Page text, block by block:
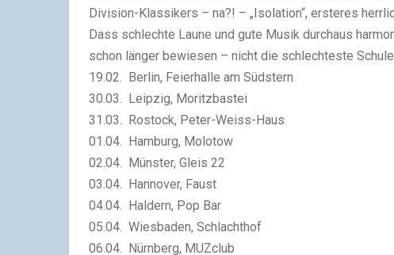
Division-Klassikers – na?! – „Isolation“, ersteres
Dass schlechte Laune und gute Musik durchaus
schon länger bewiesen – nicht die schlechteste
19.02. Berlin, Feierhalle am Südstern
30.03. Leipzig, Moritzbastei
31.03. Rostock, Peter-Weiss-Haus
01.04. Hamburg, Molotow
02.04. Münster, Gleis 22
03.04. Hannover, Faust
04.04. Haldern, Pop Bar
05.04. Wiesbaden, Schlachthof
06.04. Nürnberg, MUZclub